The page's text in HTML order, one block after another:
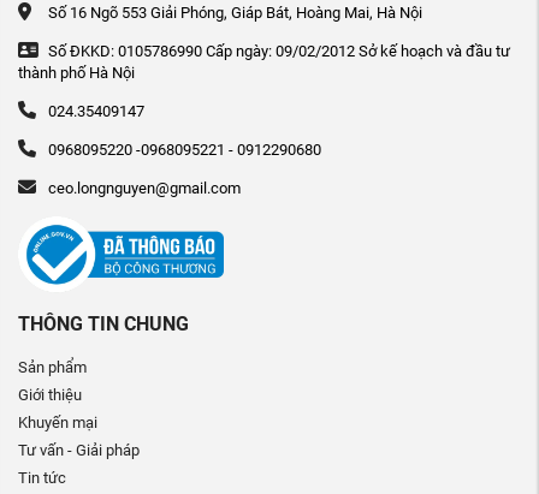
Số 16 Ngõ 553 Giải Phóng, Giáp Bát, Hoàng Mai, Hà Nội
Số ĐKKD: 0105786990 Cấp ngày: 09/02/2012 Sở kế hoạch và đầu tư
thành phố Hà Nội
024.35409147
0968095220 -0968095221 - 0912290680
ceo.longnguyen@gmail.com
THÔNG TIN CHUNG
Sản phẩm
Giới thiệu
Khuyến mại
Tư vấn - Giải pháp
Tin tức